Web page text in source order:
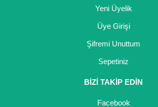
Yeni Üyelik
Üye Girişi
Şifremi Unuttum
Sepetiniz
BİZİ TAKİP EDİN
Facebook